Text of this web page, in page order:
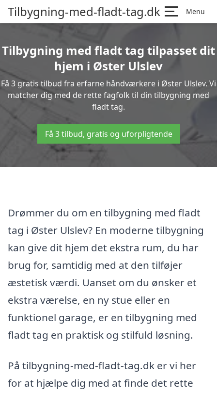
Tilbygning-med-fladt-tag.dk Menu
Tilbygning med fladt tag tilpasset dit
hjem i Øster Ulslev
Få 3 gratis tilbud fra erfarne håndværkere i Øster Ulslev. Vi
matcher dig med de rette fagfolk til din tilbygning med
fladt tag.
Få 3 tilbud, gratis og uforpligtende
Drømmer du om en tilbygning med fladt
tag i Øster Ulslev? En moderne tilbygning
kan give dit hjem det ekstra rum, du har
brug for, samtidig med at den tilføjer
æstetisk værdi. Uanset om du ønsker et
ekstra værelse, en ny stue eller en
funktionel garage, er en tilbygning med
fladt tag en praktisk og stilfuld løsning.
På tilbygning-med-fladt-tag.dk er vi her
for at hjælpe dig med at finde det rette